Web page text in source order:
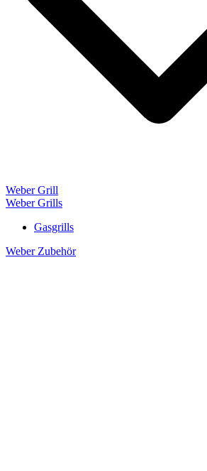
Weber Grill
Weber Grills
Gasgrills
Weber Zubehör